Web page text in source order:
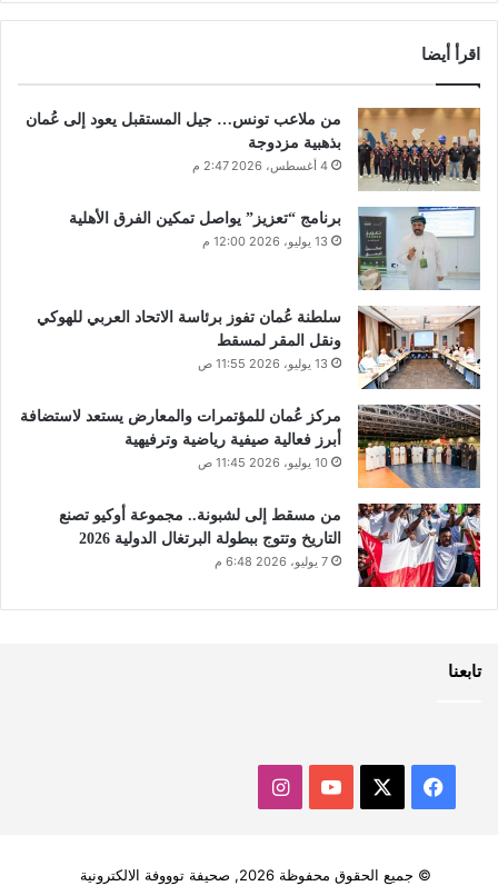
اقرأ أيضا
من ملاعب تونس… جيل المستقبل يعود إلى عُمان
بذهبية مزدوجة
4 أغسطس، 2026 2:47 م
برنامج “تعزيز” يواصل تمكين الفرق الأهلية
13 يوليو، 2026 12:00 م
سلطنة عُمان تفوز برئاسة الاتحاد العربي للهوكي
ونقل المقر لمسقط
13 يوليو، 2026 11:55 ص
مركز عُمان للمؤتمرات والمعارض يستعد لاستضافة
أبرز فعالية صيفية رياضية وترفيهية
10 يوليو، 2026 11:45 ص
من مسقط إلى لشبونة.. مجموعة أوكيو تصنع
التاريخ وتتوج ببطولة البرتغال الدولية 2026
7 يوليو، 2026 6:48 م
تابعنا
فيسبوك ‫YouTubeانستقرام
© جميع الحقوق محفوظة 2026, صحيفة توووفة الالكترونية